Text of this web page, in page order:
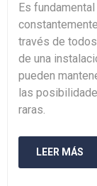
Es
través de
de una
pueden
las
raras.
LEER MÁS